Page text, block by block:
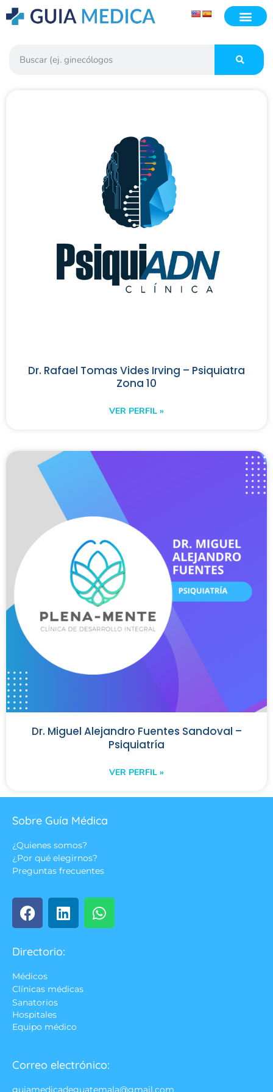
Dr. Rafael Tomas Vides Irving – Psiquiatra
Zona 10
VER PERFIL »
Dr. Miguel Alejandro Fuentes Sandoval –
Psiquiatría
VER PERFIL »
Sobre Guía Médica
¿Quienes somos?
¿Por qué elegirnos?
Preguntas frecuentes
Directorio:
Médicos
Clínicas médicas
Sanatorios
Hospitales
Equipo médico
Correo electrónico: